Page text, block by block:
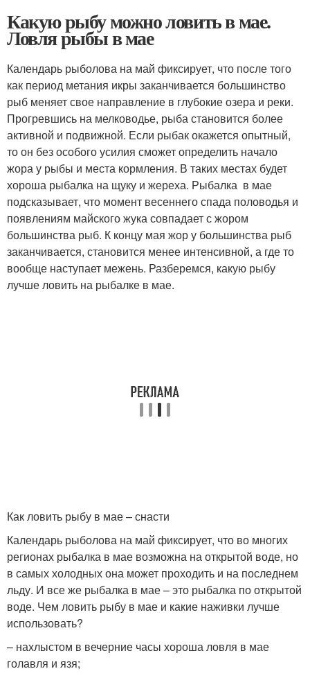
Какую рыбу можно ловить в мае.
Ловля рыбы в мае
Календарь рыболова на май фиксирует, что после того
как период метания икры заканчивается большинство
рыб меняет свое направление в глубокие озера и реки.
Прогревшись на мелководье, рыба становится более
активной и подвижной. Если рыбак окажется опытный,
то он без особого усилия сможет определить начало
жора у рыбы и места кормления. В таких местах будет
хороша рыбалка на щуку и жереха. Рыбалка в мае
подсказывает, что момент весеннего спада половодья и
появлениям майского жука совпадает с жором
большинства рыб. К концу мая жор у большинства рыб
заканчивается, становится менее интенсивной, а где то
вообще наступает межень. Разберемся, какую рыбу
лучше ловить на рыбалке в мае.
Как ловить рыбу в мае – снасти
Календарь рыболова на май фиксирует, что во многих
регионах рыбалка в мае возможна на открытой воде, но
в самых холодных она может проходить и на последнем
льду. И все же рыбалка в мае – это рыбалка по открытой
воде. Чем ловить рыбу в мае и какие наживки лучше
использовать?
– нахлыстом в вечерние часы хороша ловля в мае
голавля и язя;